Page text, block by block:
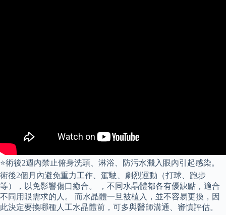
⭐術後2週內禁止俯身洗頭、淋浴、防污水濺入眼內引起感染。
術後2個月內避免重力工作、駕駛、劇烈運動（打球、跑步
等），以免影響傷口癒合。 ，不同水晶體都各有優缺點，適合
不同用眼需求的人。 而水晶體一旦被植入，並不容易更換，因
此決定要換哪種人工水晶體前，可多與醫師溝通、審慎評估。